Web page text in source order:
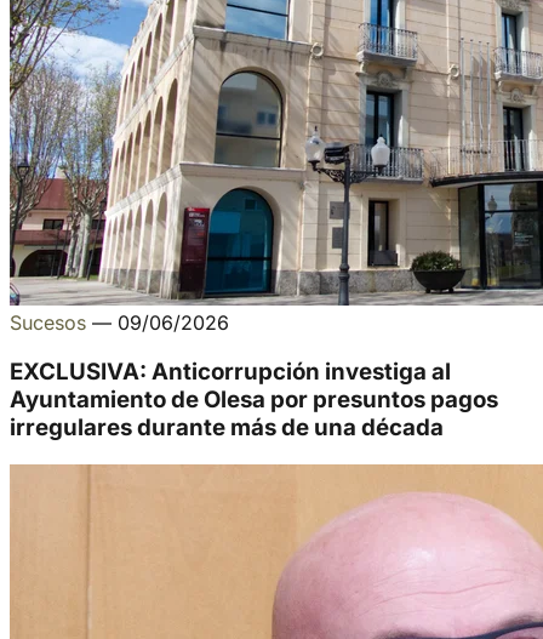
Sucesos — 09/06/2026
EXCLUSIVA: Anticorrupción investiga al
Ayuntamiento de Olesa por presuntos pagos
irregulares durante más de una década